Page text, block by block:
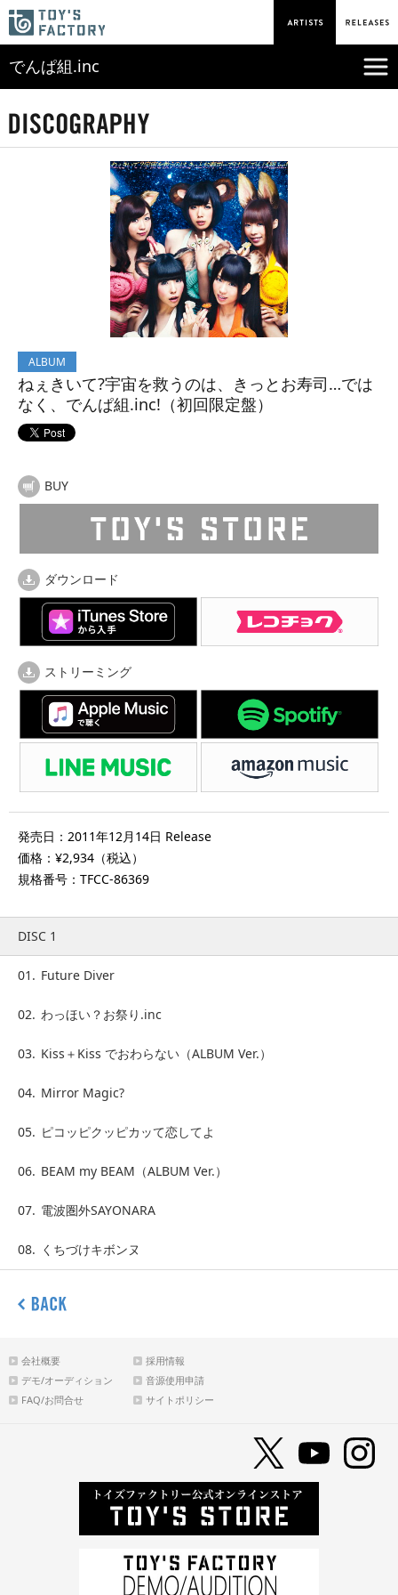
でんぱ組.inc
ALBUM
ねぇきいて?宇宙を救うのは、きっとお寿司…では
なく、でんぱ組.inc!（初回限定盤）
BUY
ダウンロード
ストリーミング
発売日：2011年12月14日 Release
価格：¥2,934（税込）
規格番号：TFCC-86369
DISC 1
01. Future Diver
02. わっほい？お祭り.inc
03. Kiss＋Kiss でおわらない（ALBUM Ver.）
04. Mirror Magic?
05. ピコッピクッピカッて恋してよ
06. BEAM my BEAM（ALBUM Ver.）
07. 電波圏外SAYONARA
08. くちづけキボンヌ
会社概要
採用情報
デモ/オーディション
音源使用申請
FAQ/お問合せ
サイトポリシー